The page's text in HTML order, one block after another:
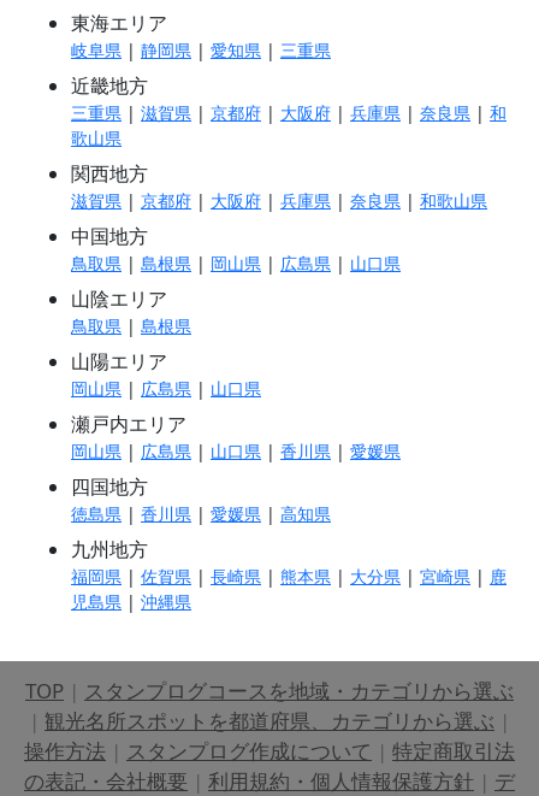
東海エリア
岐阜県 | 静岡県 | 愛知県 | 三重県
近畿地方
三重県 | 滋賀県 | 京都府 | 大阪府 | 兵庫県 | 奈良県 | 和
歌山県
関西地方
滋賀県 | 京都府 | 大阪府 | 兵庫県 | 奈良県 | 和歌山県
中国地方
鳥取県 | 島根県 | 岡山県 | 広島県 | 山口県
山陰エリア
鳥取県 | 島根県
山陽エリア
岡山県 | 広島県 | 山口県
瀬戸内エリア
岡山県 | 広島県 | 山口県 | 香川県 | 愛媛県
四国地方
徳島県 | 香川県 | 愛媛県 | 高知県
九州地方
福岡県 | 佐賀県 | 長崎県 | 熊本県 | 大分県 | 宮崎県 | 鹿
児島県 | 沖縄県
TOP | スタンプログコースを地域・カテゴリから選ぶ
| 観光名所スポットを都道府県、カテゴリから選ぶ |
操作方法 | スタンプログ作成について | 特定商取引法
の表記・会社概要 | 利用規約・個人情報保護方針 | デ